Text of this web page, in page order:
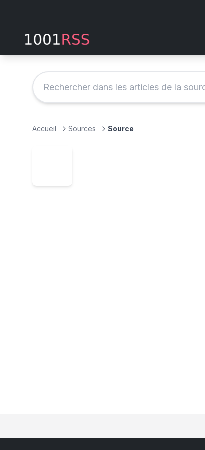
Accueil Sources Source